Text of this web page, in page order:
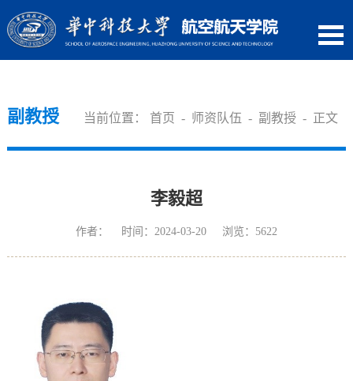
副教授 当前位置： 首页 - 师资队伍 - 副教授 - 正文
李毅超
作者： 时间：2024-03-20 浏览： 5622